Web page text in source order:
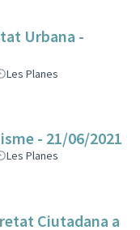
Urbana -
Les Planes
- 21/06/2021
Les Planes
Ciutadana a